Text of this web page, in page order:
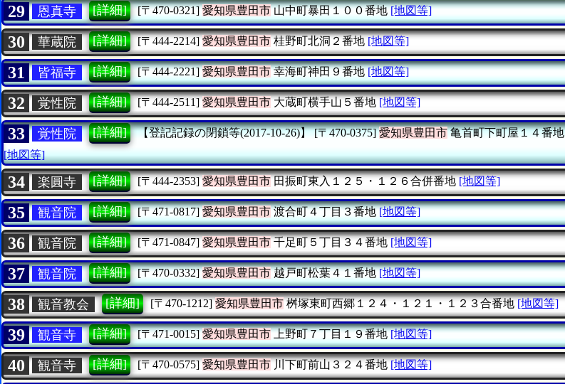
29 恩真寺 [詳細] [〒470-0321] 愛知県豊田市山中町暴田１００番地 [地図等]
30 華蔵院 [詳細] [〒444-2214] 愛知県豊田市桂野町北洞２番地 [地図等]
31 皆福寺 [詳細] [〒444-2221] 愛知県豊田市幸海町神田９番地 [地図等]
32 覚性院 [詳細] [〒444-2511] 愛知県豊田市大蔵町横手山５番地 [地図等]
33 覚性院 [詳細] 【登記記録の閉鎖等(2017-10-26)】 [〒470-0375] 愛知県豊田市亀首町下町屋１４番地
[地図等]
34 楽圓寺 [詳細] [〒444-2353] 愛知県豊田市田振町東入１２５・１２６合併番地 [地図等]
35 観音院 [詳細] [〒471-0817] 愛知県豊田市渡合町４丁目３番地 [地図等]
36 観音院 [詳細] [〒471-0847] 愛知県豊田市千足町５丁目３４番地 [地図等]
37 観音院 [詳細] [〒470-0332] 愛知県豊田市越戸町松葉４１番地 [地図等]
38 観音教会 [詳細] [〒470-1212] 愛知県豊田市桝塚東町西郷１２４・１２１・１２３合番地 [地図等]
39 観音寺 [詳細] [〒471-0015] 愛知県豊田市上野町７丁目１９番地 [地図等]
40 観音寺 [詳細] [〒470-0575] 愛知県豊田市川下町前山３２４番地 [地図等]